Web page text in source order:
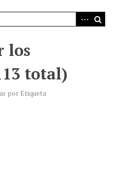
los
total)
por Etiqueta